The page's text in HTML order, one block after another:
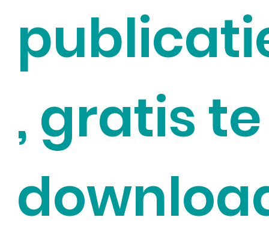
, gratis te